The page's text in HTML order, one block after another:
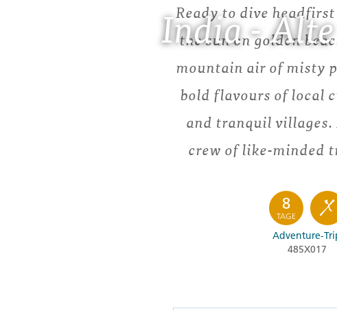
India -
Ready to dive
the sun on golden
mountain air of misty
bold flavours of local
and tranquil
crew of like-minded
8
TAGE
Adventure-
485X017